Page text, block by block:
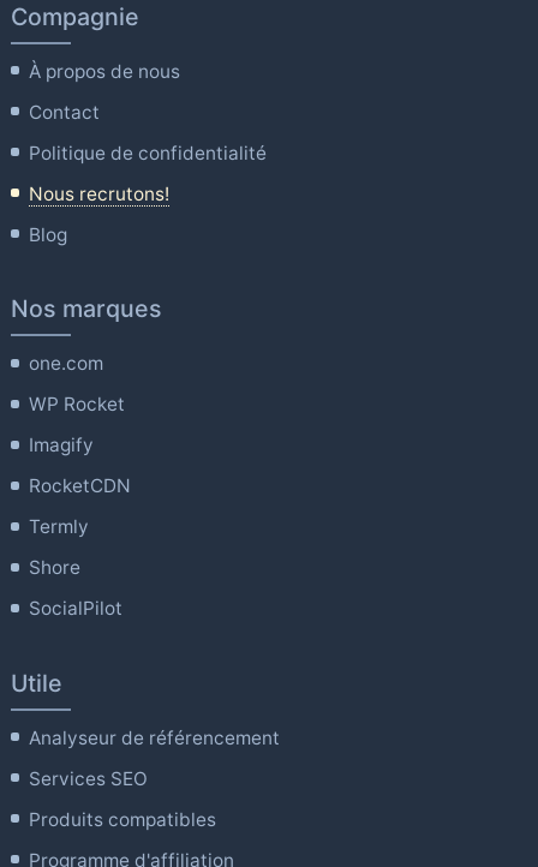
Compagnie
À propos de nous
Contact
Politique de confidentialité
Nous recrutons!
Blog
Nos marques
one.com
WP Rocket
Imagify
RocketCDN
Termly
Shore
SocialPilot
Utile
Analyseur de référencement
Services SEO
Produits compatibles
Programme d'affiliation